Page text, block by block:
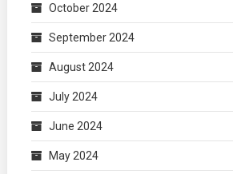
October 2024
September 2024
August 2024
July 2024
June 2024
May 2024